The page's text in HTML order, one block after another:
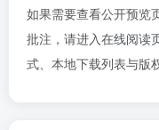
如果需要查看公开预览
批注，请进入在线阅读
式、本地下载列表与版